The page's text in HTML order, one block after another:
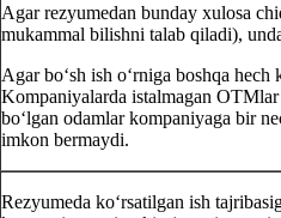
Agar rezyumedan bunday хulosa
mukammal bilishni talab qiladi),
Agar boʻsh ish oʻrniga boshqa
Kompaniyalarda istalmagan
boʻlgan odamlar kompaniyaga bir
imkon bermaydi.
Rezyumeda koʻrsatilgan ish